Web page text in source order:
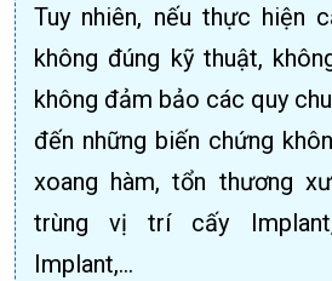
Tuy nhiên, nếu thực hiện
không đúng kỹ thuật,
không đảm bảo các quy
đến những biến chứng
xoang hàm, tổn thương
trùng vị trí cấy
Implant,...